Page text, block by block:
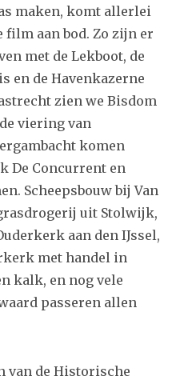
maken, komt allerlei
aan bod. Zo zijn er
met de Lekboot, de
en de Havenkazerne
zien we Bisdom
viering van
komen
De Concurrent en
Scheepsbouw bij Van
uit Stolwijk,
aan den IJssel,
met handel in
kalk, en nog vele
passeren allen
van de Historische